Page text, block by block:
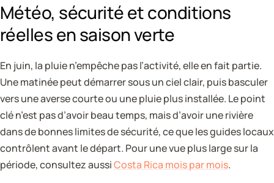
Météo, sécurité et conditions
réelles en saison verte
En juin, la pluie n’empêche pas l’activité, elle en fait partie.
Une matinée peut démarrer sous un ciel clair, puis basculer
vers une averse courte ou une pluie plus installée. Le point
clé n’est pas d’avoir beau temps, mais d’avoir une rivière
dans de bonnes limites de sécurité, ce que les guides locaux
contrôlent avant le départ. Pour une vue plus large sur la
période, consultez aussiCosta Rica mois par mois.